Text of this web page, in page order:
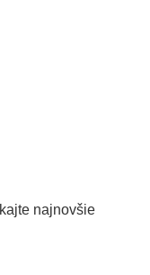
najnovšie